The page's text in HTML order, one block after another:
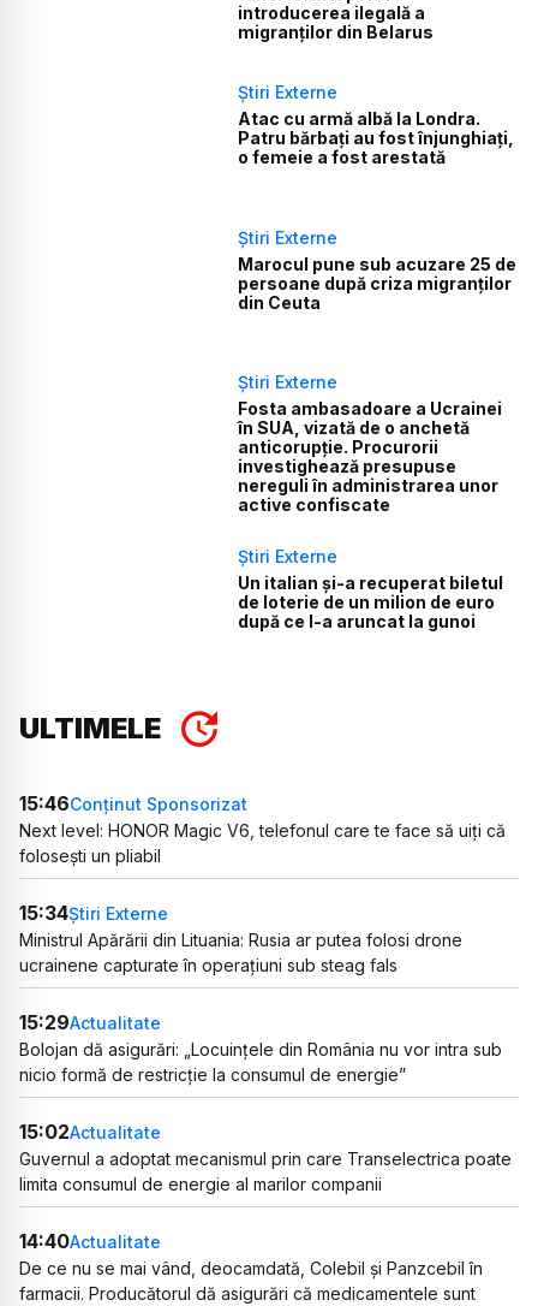
introducerea ilegală a
migranților din Belarus
Știri Externe
Atac cu armă albă la Londra.
Patru bărbați au fost înjunghiați,
o femeie a fost arestată
Știri Externe
Marocul pune sub acuzare 25 de
persoane după criza migranților
din Ceuta
Știri Externe
Fosta ambasadoare a Ucrainei
în SUA, vizată de o anchetă
anticorupție. Procurorii
investighează presupuse
nereguli în administrarea unor
active confiscate
Știri Externe
Un italian și-a recuperat biletul
de loterie de un milion de euro
după ce l-a aruncat la gunoi
ULTIMELE
15:46Conținut Sponsorizat
Next level: HONOR Magic V6, telefonul care te face să uiți că
folosești un pliabil
15:34Știri Externe
Ministrul Apărării din Lituania: Rusia ar putea folosi drone
ucrainene capturate în operațiuni sub steag fals
15:29Actualitate
Bolojan dă asigurări: „Locuințele din România nu vor intra sub
nicio formă de restricție la consumul de energie”
15:02Actualitate
Guvernul a adoptat mecanismul prin care Transelectrica poate
limita consumul de energie al marilor companii
14:40Actualitate
De ce nu se mai vând, deocamdată, Colebil și Panzcebil în
farmacii. Producătorul dă asigurări că medicamentele sunt